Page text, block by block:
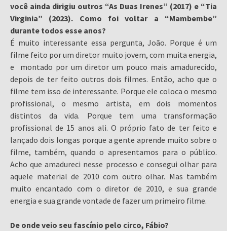
você ainda dirigiu outros “As Duas Irenes” (2017) e “Tia
Virginia” (2023). Como foi voltar a “Mambembe”
durante todos esse anos?
É muito interessante essa pergunta, João. Porque é um
filme feito por um diretor muito jovem, com muita energia,
e montado por um diretor um pouco mais amadurecido,
depois de ter feito outros dois filmes. Então, acho que o
filme tem isso de interessante. Porque ele coloca o mesmo
profissional, o mesmo artista, em dois momentos
distintos da vida. Porque tem uma transformação
profissional de 15 anos ali. O próprio fato de ter feito e
lançado dois longas porque a gente aprende muito sobre o
filme, também, quando o apresentamos para o público.
Acho que amadureci nesse processo e consegui olhar para
aquele material de 2010 com outro olhar. Mas também
muito encantado com o diretor de 2010, e sua grande
energia e sua grande vontade de fazer um primeiro filme.
De onde veio seu fascínio pelo circo, Fábio?